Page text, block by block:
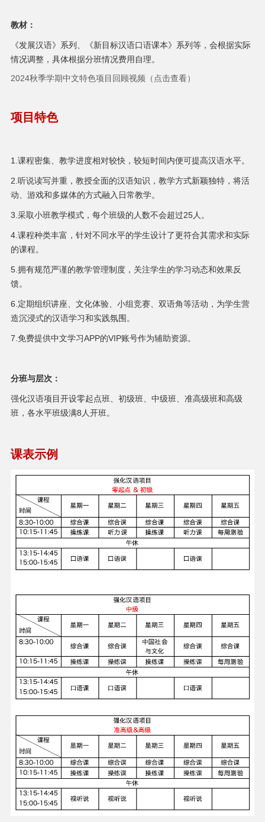
教材：
《发展汉语》系列、《新目标汉语口语课本》系列等，会根据实际
情况调整，具体根据分班情况费用自理。
2024秋季学期中文特色项目回顾视频（点击查看）
项目特色
1.课程密集、教学进度相对较快，较短时间内便可提高汉语水平。
2.听说读写并重，教授全面的汉语知识，教学方式新颖独特，将活
动、游戏和多媒体的方式融入日常教学。
3.采取小班教学模式，每个班级的人数不会超过25人。
4.课程种类丰富，针对不同水平的学生设计了更符合其需求和实际
的课程。
5.拥有规范严谨的教学管理制度，关注学生的学习动态和效果反
馈。
6.定期组织讲座、文化体验、小组竞赛、双语角等活动，为学生营
造沉浸式的汉语学习和实践氛围。
7.免费提供中文学习APP的VIP账号作为辅助资源。
分班与层次：
强化汉语项目开设零起点班、初级班、中级班、准高级班和高级
班，各水平班级满8人开班。
课表示例